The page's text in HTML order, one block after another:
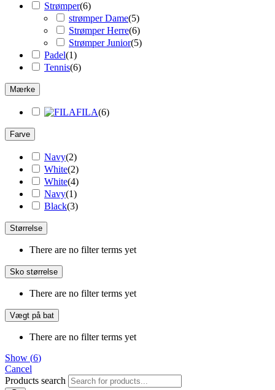
Strømper(6)
strømper Dame(5)
Strømper Herre(6)
Strømper Junior(5)
Padel(1)
Tennis(6)
Mærke
FILA(6)
Farve
Navy(2)
White(2)
White(4)
Navy(1)
Black(3)
Størrelse
There are no filter terms yet
Sko størrelse
There are no filter terms yet
Vægt på bat
There are no filter terms yet
Show (6)
Cancel
Products search